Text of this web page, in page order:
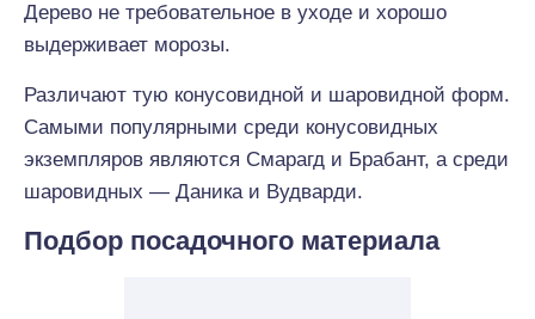
Дерево не требовательное в уходе и хорошо
выдерживает морозы.
Различают тую конусовидной и шаровидной форм.
Самыми популярными среди конусовидных
экземпляров являются Смарагд и Брабант, а среди
шаровидных — Даника и Вудварди.
Подбор посадочного материала